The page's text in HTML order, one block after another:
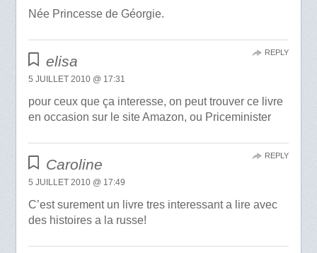
Née Princesse de Géorgie.
elisa
5 JUILLET 2010 @ 17:31
pour ceux que ça interesse, on peut trouver ce livre
en occasion sur le site Amazon, ou Priceminister
REPLY
Caroline
5 JUILLET 2010 @ 17:49
C’est surement un livre tres interessant a lire avec
des histoires a la russe!
REPLY